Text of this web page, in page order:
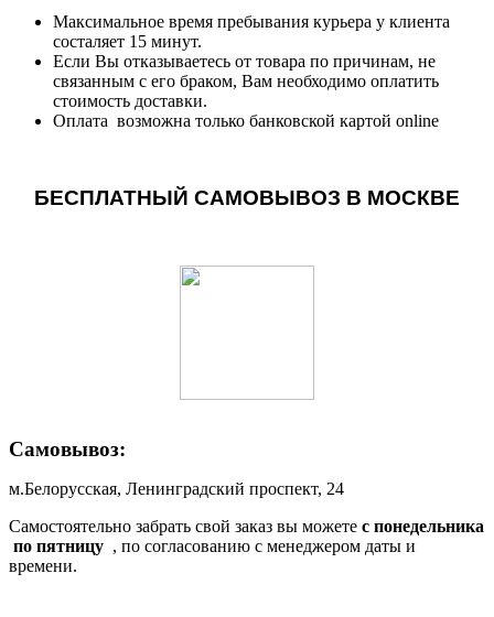
Максимальное время пребывания курьера у клиента
состаляет 15 минут.
Если Вы отказываетесь от товара по причинам, не
связанным с его браком, Вам необходимо оплатить
стоимость доставки.
Оплата возможна только банковской картой online
БЕСПЛАТНЫЙ САМОВЫВОЗ В МОСКВЕ
Самовывоз:
м.Белорусская, Ленинградский проспект, 24
Самостоятельно забрать свой заказ вы можете c понедельника
по пятницу , по согласованию с менеджером даты и
времени.